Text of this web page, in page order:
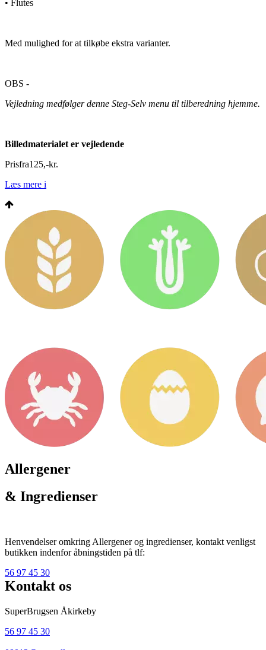
• Flutes
Med mulighed for at tilkøbe ekstra varianter.
OBS -
Vejledning medfølger denne Steg-Selv menu til tilberedning hjemme.
Billedmaterialet er vejledende
Prisfra125,-kr.
Læs mere i
Allergener
& Ingredienser
Henvendelser omkring Allergener og ingredienser, kontakt venligst
butikken indenfor åbningstiden på tlf:
56 97 45 30
Kontakt os
SuperBrugsen Åkirkeby
56 97 45 30